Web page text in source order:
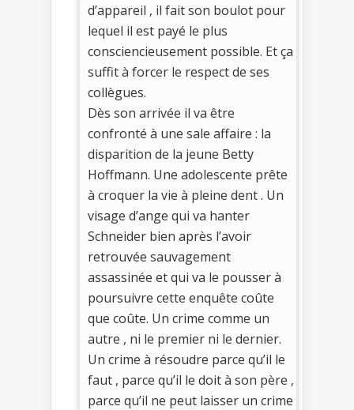
d’appareil , il fait son boulot pour
lequel il est payé le plus
consciencieusement possible. Et ça
suffit à forcer le respect de ses
collègues.
Dès son arrivée il va être
confronté à une sale affaire : la
disparition de la jeune Betty
Hoffmann. Une adolescente prête
à croquer la vie à pleine dent . Un
visage d’ange qui va hanter
Schneider bien après l’avoir
retrouvée sauvagement
assassinée et qui va le pousser à
poursuivre cette enquête coûte
que coûte. Un crime comme un
autre , ni le premier ni le dernier.
Un crime à résoudre parce qu’il le
faut , parce qu’il le doit à son père ,
parce qu’il ne peut laisser un crime